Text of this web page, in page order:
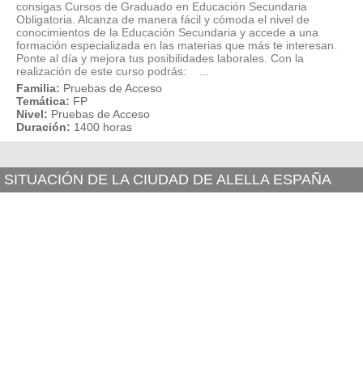
consigas Cursos de Graduado en Educación Secundaria
Obligatoria. Alcanza de manera fácil y cómoda el nivel de
conocimientos de la Educación Secundaria y accede a una
formación especializada en las materias que más te interesan.
Ponte al día y mejora tus posibilidades laborales. Con la
realización de este curso podrás: ...
Familia: Pruebas de Acceso
Temática: FP
Nivel: Pruebas de Acceso
Duración: 1400 horas
SITUACIÓN DE LA CIUDAD DE ALELLA ESPAÑA